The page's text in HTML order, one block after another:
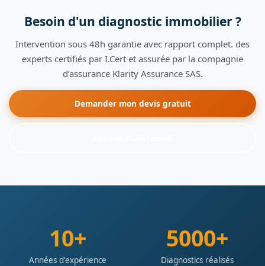
Besoin d'un diagnostic immobilier ?
Intervention sous 48h garantie avec rapport complet. des
experts certifiés par I.Cert et assurée par la compagnie
d’assurance Klarity Assurance SAS.
Demander mon devis gratuit
10+
Années d'expérience
5000+
Diagnostics réalisés